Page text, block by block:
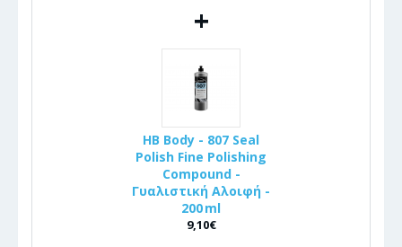
+
HB Body - 807 Seal
Polish Fine Polishing
Compound -
Γυαλιστική Αλοιφή -
200 ml
9,10€